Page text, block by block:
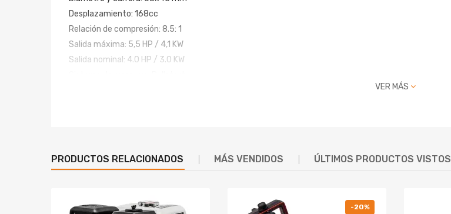
Desplazamiento: 168cc
Relación de compresión: 8.5: 1
Salida máxima: 5,5 HP / 4,1 KW
Salida nominal: 4.0 HP / 3.0 KW
Diámetro del eje de transmisión: métrico 19 mm / imperial 3/4 '' / chavetero 5 mm
VER MÁS
PRODUCTOS RELACIONADOS MÁS VENDIDOS ÚLTIMOS PRODUCTOS VISTOS
-20%